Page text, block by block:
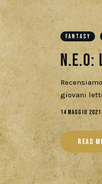
Download
FANTASY
giovani
14 MAGGIO 2021
READ